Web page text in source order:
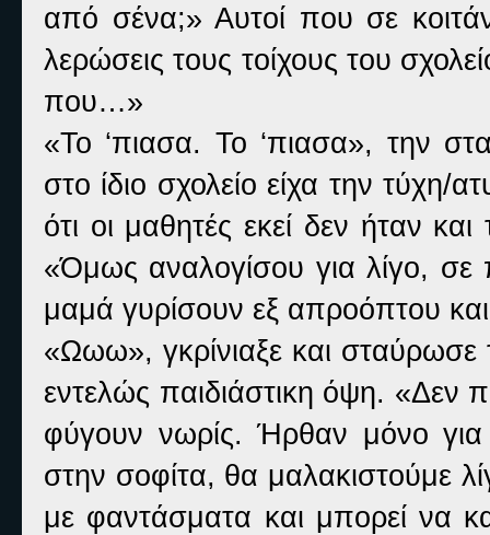
από σένα;» Αυτοί που σε
λερώσεις τους τοίχους του
που…»
«Το ‘πιασα. Το ‘πιασα», την
στο ίδιο σχολείο είχα την
ότι οι μαθητές εκεί δεν ήταν
«Όμως αναλογίσου για λίγο,
μαμά γυρίσουν εξ απροόπτου
«Ωωω», γκρίνιαξε και σταύρωσε
εντελώς παιδιάστικη όψη. «Δεν
φύγουν νωρίς. Ήρθαν μόνο
στην σοφίτα, θα μαλακιστούμε
με φαντάσματα και μπορεί να